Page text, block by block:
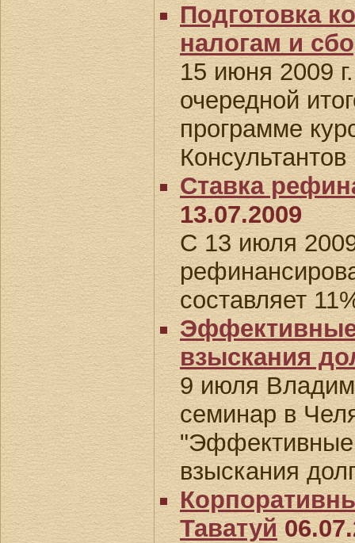
Подготовка
налогам и
15 июня 2009
очередной
программе
Ставка
13.07.2009
С 13 июля 2009
составляет
взыскания
9 июля
семинар в
"Эффективные
взыскания
Таватуй